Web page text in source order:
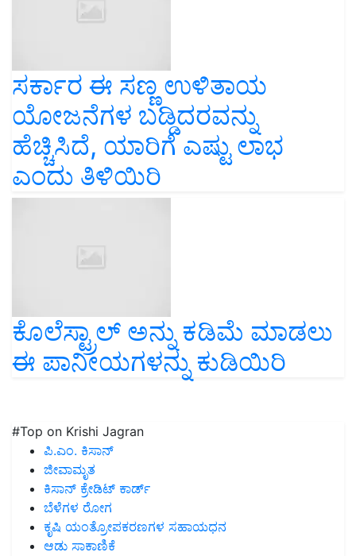
ಸರ್ಕಾರ ಈ ಸಣ್ಣ ಉಳಿತಾಯ
ಯೋಜನೆಗಳ ಬಡ್ಡಿದರವನ್ನು
ಹೆಚ್ಚಿಸಿದೆ, ಯಾರಿಗೆ ಎಷ್ಟು ಲಾಭ
ಎಂದು ತಿಳಿಯಿರಿ
ಕೊಲೆಸ್ಟ್ರಾಲ್ ಅನ್ನು ಕಡಿಮೆ ಮಾಡಲು
ಈ ಪಾನೀಯಗಳನ್ನು ಕುಡಿಯಿರಿ
#Top on Krishi Jagran
ಪಿ.ಎಂ. ಕಿಸಾನ್
ಜೀವಾಮೃತ
ಕಿಸಾನ್ ಕ್ರೇಡಿಟ್ ಕಾರ್ಡ್
ಬೆಳೆಗಳ ರೋಗ
ಕೃಷಿ ಯಂತ್ರೋಪಕರಣಗಳ ಸಹಾಯಧನ
ಆಡು ಸಾಕಾಣಿಕೆ